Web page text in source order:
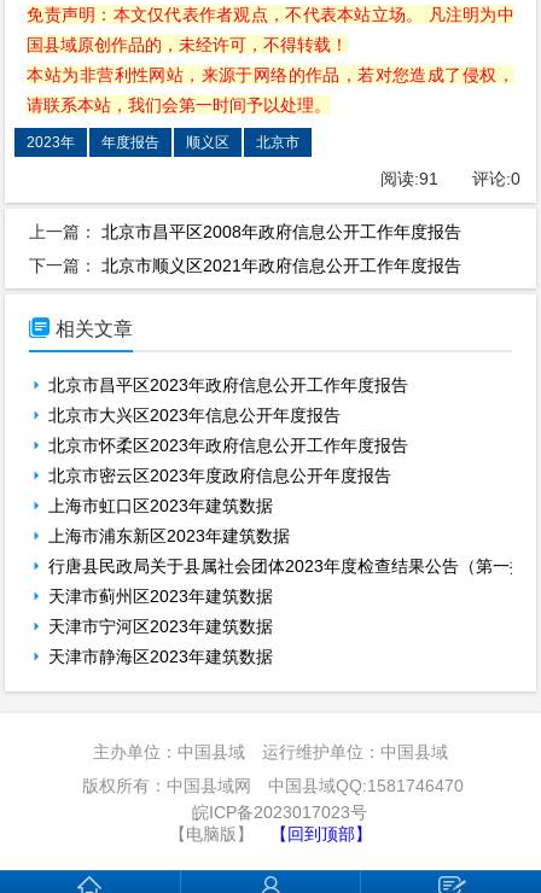
免责声明：本文仅代表作者观点，不代表本站立场。 凡注明为中
国县域原创作品的，未经许可，不得转载！
本站为非营利性网站，来源于网络的作品，若对您造成了侵权，
请联系本站，我们会第一时间予以处理。
2023年 年度报告 顺义区 北京市
阅读:91 评论:0
上一篇：北京市昌平区2008年政府信息公开工作年度报告
下一篇：北京市顺义区2021年政府信息公开工作年度报告
 相关文章
北京市昌平区2023年政府信息公开工作年度报告
北京市大兴区2023年信息公开年度报告
北京市怀柔区2023年政府信息公开工作年度报告
北京市密云区2023年度政府信息公开年度报告
上海市虹口区2023年建筑数据
上海市浦东新区2023年建筑数据
行唐县民政局关于县属社会团体2023年度检查结果公告（第一批
天津市蓟州区2023年建筑数据
天津市宁河区2023年建筑数据
天津市静海区2023年建筑数据
主办单位：中国县域 运行维护单位：中国县域
版权所有：中国县域网 中国县域QQ:1581746470
皖ICP备2023017023号
【电脑版】
【回到顶部】